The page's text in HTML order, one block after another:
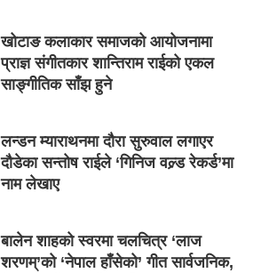
खोटाङ कलाकार समाजको आयोजनामा
प्राज्ञ संगीतकार शान्तिराम राईको एकल
साङ्गीतिक साँझ हुने
लन्डन म्याराथनमा दौरा सुरुवाल लगाएर
दौडेका सन्तोष राईले ‘गिनिज वल्र्ड रेकर्ड’मा
नाम लेखाए
बालेन शाहको स्वरमा चलचित्र ‘लाज
शरणम्’को ‘नेपाल हाँसेको’ गीत सार्वजनिक,